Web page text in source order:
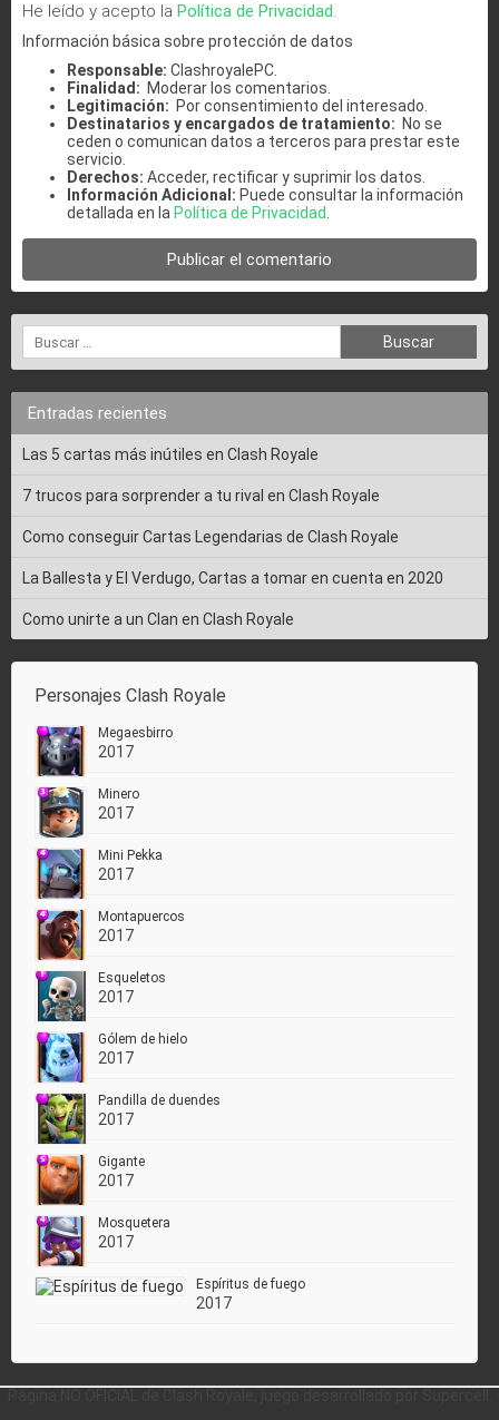
He leído y acepto la Política de Privacidad.
Información básica sobre protección de datos
Responsable: ClashroyalePC.
Finalidad: Moderar los comentarios.
Legitimación: Por consentimiento del interesado.
Destinatarios y encargados de tratamiento: No se
ceden o comunican datos a terceros para prestar este
servicio.
Derechos: Acceder, rectificar y suprimir los datos.
Información Adicional: Puede consultar la información
detallada en la Política de Privacidad
Entradas recientes
Las 5 cartas más inútiles en Clash Royale
7 trucos para sorprender a tu rival en Clash Royale
Como conseguir Cartas Legendarias de Clash Royale
La Ballesta y El Verdugo, Cartas a tomar en cuenta en 2020
Como unirte a un Clan en Clash Royale
Personajes Clash Royale
Megaesbirro
2017
Minero
2017
Mini Pekka
2017
Montapuercos
2017
Esqueletos
2017
Gólem de hielo
2017
Pandilla de duendes
2017
Gigante
2017
Mosquetera
2017
Espíritus de fuego
2017